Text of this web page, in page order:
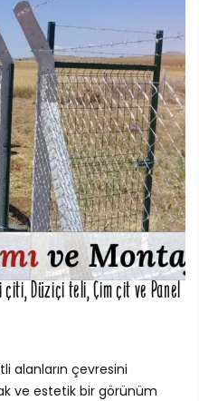
Düziçi teli, Çim çit ve Panel
alanların çevresini
ve estetik bir görünüm